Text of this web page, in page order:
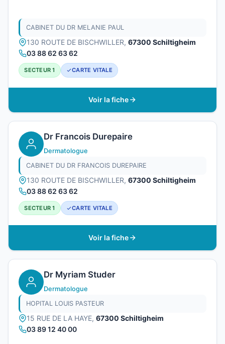
CABINET DU DR MELANIE PAUL
130 ROUTE DE BISCHWILLER, 67300 Schiltigheim
03 88 62 63 62
SECTEUR 1 CARTE VITALE
Voir la fiche
Dr Francois Durepaire
Dermatologue
CABINET DU DR FRANCOIS DUREPAIRE
130 ROUTE DE BISCHWILLER, 67300 Schiltigheim
03 88 62 63 62
SECTEUR 1 CARTE VITALE
Voir la fiche
Dr Myriam Studer
Dermatologue
HOPITAL LOUIS PASTEUR
15 RUE DE LA HAYE, 67300 Schiltigheim
03 89 12 40 00